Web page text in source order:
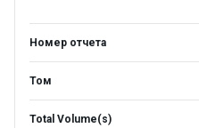
Номер отчета
Том
Total Volume(s)